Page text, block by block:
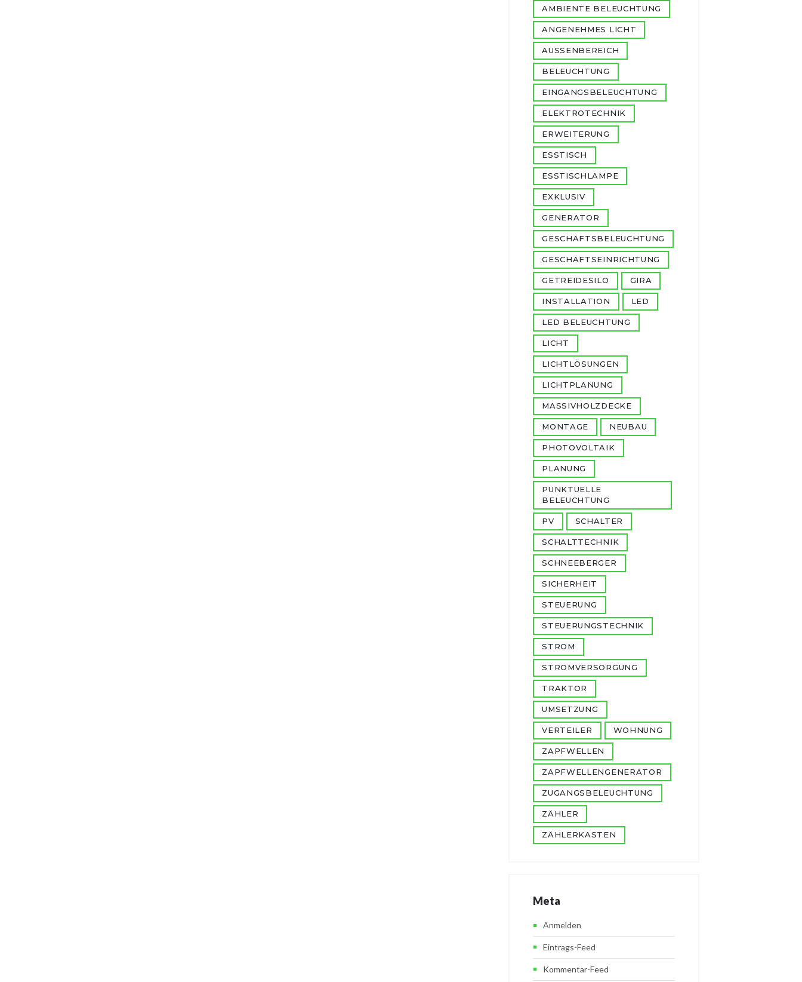
AMBIENTE BELEUCHTUNG
ANGENEHMES LICHT
AUSSENBEREICH
BELEUCHTUNG
EINGANGSBELEUCHTUNG
ELEKTROTECHNIK
ERWEITERUNG
ESSTISCH
ESSTISCHLAMPE
EXKLUSIV
GENERATOR
GESCHÄFTSBELEUCHTUNG
GESCHÄFTSEINRICHTUNG
GETREIDESILO GIRA
INSTALLATION LED
LED BELEUCHTUNG
LICHT
LICHTLÖSUNGEN
LICHTPLANUNG
MASSIVHOLZDECKE
MONTAGE NEUBAU
PHOTOVOLTAIK
PLANUNG
PUNKTUELLE
BELEUCHTUNG
PV SCHALTER
SCHALTTECHNIK
SCHNEEBERGER
SICHERHEIT
STEUERUNG
STEUERUNGSTECHNIK
STROM
STROMVERSORGUNG
TRAKTOR
UMSETZUNG
VERTEILER WOHNUNG
ZAPFWELLEN
ZAPFWELLENGENERATOR
ZUGANGSBELEUCHTUNG
ZÄHLER
ZÄHLERKASTEN
Meta
Anmelden
Eintrags-Feed
Kommentar-Feed